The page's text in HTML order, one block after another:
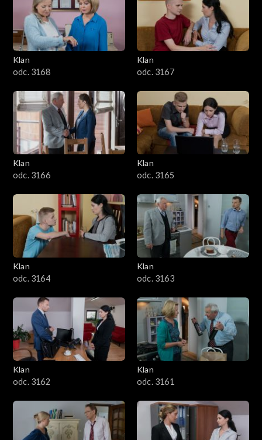
Klan
odc. 3168
Klan
odc. 3167
Klan
odc. 3166
Klan
odc. 3165
Klan
odc. 3164
Klan
odc. 3163
Klan
odc. 3162
Klan
odc. 3161